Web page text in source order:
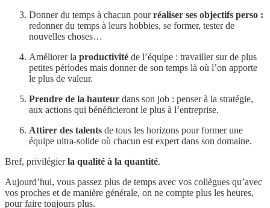
Donner du temps à chacun pourréaliser ses objectifs perso :
redonner du temps à leurs hobbies, se former, tester de
nouvelles choses…
Améliorer la productivité de l’équipe : travailler sur de plus
petites périodes mais donner de son temps là où l’on apporte
le plus de valeur.
Prendre de la hauteur dans son job : penser à la stratégie,
aux actions qui bénéficieront le plus à l’entreprise.
Attirer des talents de tous les horizons pour former une
équipe ultra-solide où chacun est expert dans son domaine.
Bref, privilégierla qualité à la quantité.
Aujourd’hui, vous passez plus de temps avec vos collègues qu’avec
vos proches et de manière générale, on ne compte plus les heures,
pour faire toujours plus.